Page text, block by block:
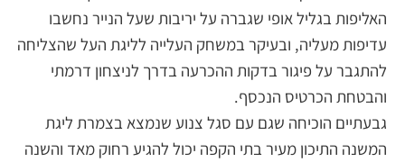
האליפות בגליל אופי שגברה על יריבות שעל הנייר נחשבו
עדיפות מעליה, ובעיקר במשחק העלייה לליגת העל שהצליחה
להתגבר על פיגור בדקות ההכרעה בדרך לניצחון דרמתי
והבטחת הכרטיס הנכסף.
גבעתיים הוכיחה שגם עם סגל צנוע שנמצא בצמרת ליגת
המשנה התיכון מעיר בתי הקפה יכול להגיע רחוק מאד והשנה